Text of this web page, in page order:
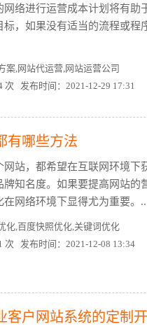
络进行运营成本计划将有助
，如果没有适当的流程或程
案,网站代运营,网站运营公司
发布时间：2021-12-29 17:31
有哪些方法
站，都希望在互联网环境下
知名度。如果要提高网站的
网络环境下显得尤为重要。
化,百度快照优化,关键词优化
发布时间：2021-12-08 13:34
客户网站系统的定制